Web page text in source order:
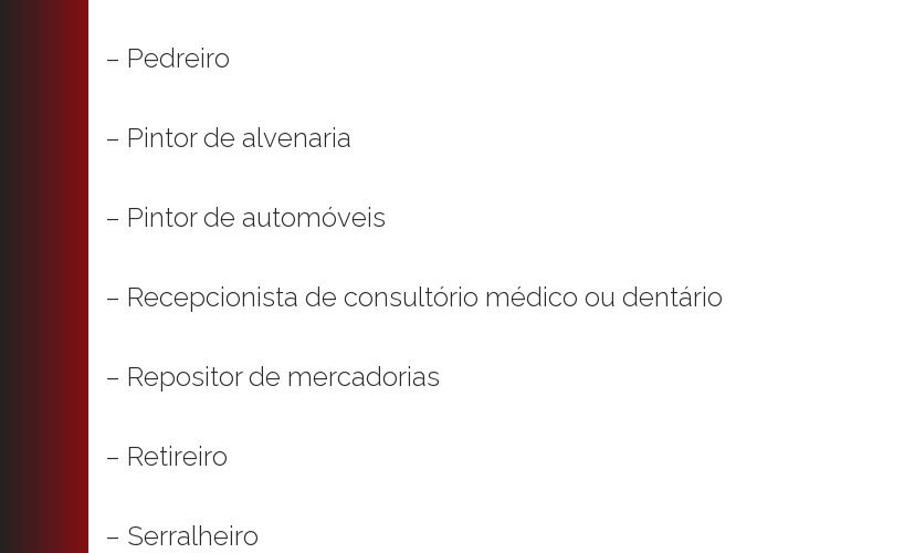
– Pedreiro
– Pintor de alvenaria
– Pintor de automóveis
– Recepcionista de consultório médico ou dentário
– Repositor de mercadorias
– Retireiro
– Serralheiro